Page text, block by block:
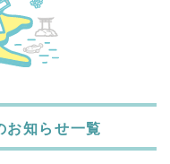
お知らせ一覧